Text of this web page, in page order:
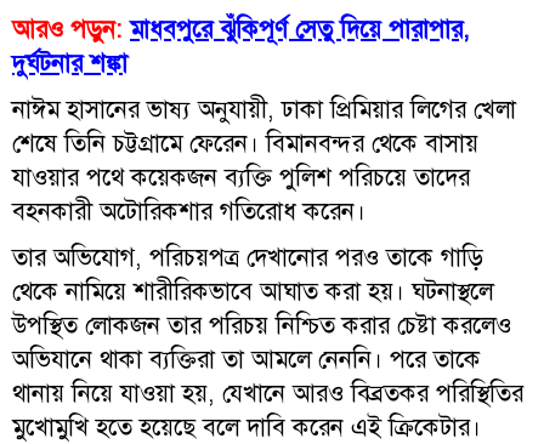
আরও পড়ুন: মাধবপুরে ঝুঁকিপূর্ণ সেতু দিয়ে পারাপার,
দুর্ঘটনার শঙ্কা
নাঈম হাসানের ভাষ্য অনুযায়ী, ঢাকা প্রিমিয়ার লিগের খেলা
শেষে তিনি চট্টগ্রামে ফেরেন। বিমানবন্দর থেকে বাসায়
যাওয়ার পথে কয়েকজন ব্যক্তি পুলিশ পরিচয়ে তাদের
বহনকারী অটোরিকশার গতিরোধ করেন।
তার অভিযোগ, পরিচয়পত্র দেখানোর পরও তাকে গাড়ি
থেকে নামিয়ে শারীরিকভাবে আঘাত করা হয়। ঘটনাস্থলে
উপস্থিত লোকজন তার পরিচয় নিশ্চিত করার চেষ্টা করলেও
অভিযানে থাকা ব্যক্তিরা তা আমলে নেননি। পরে তাকে
থানায় নিয়ে যাওয়া হয়, যেখানে আরও বিব্রতকর পরিস্থিতির
মুখোমুখি হতে হয়েছে বলে দাবি করেন এই ক্রিকেটার।